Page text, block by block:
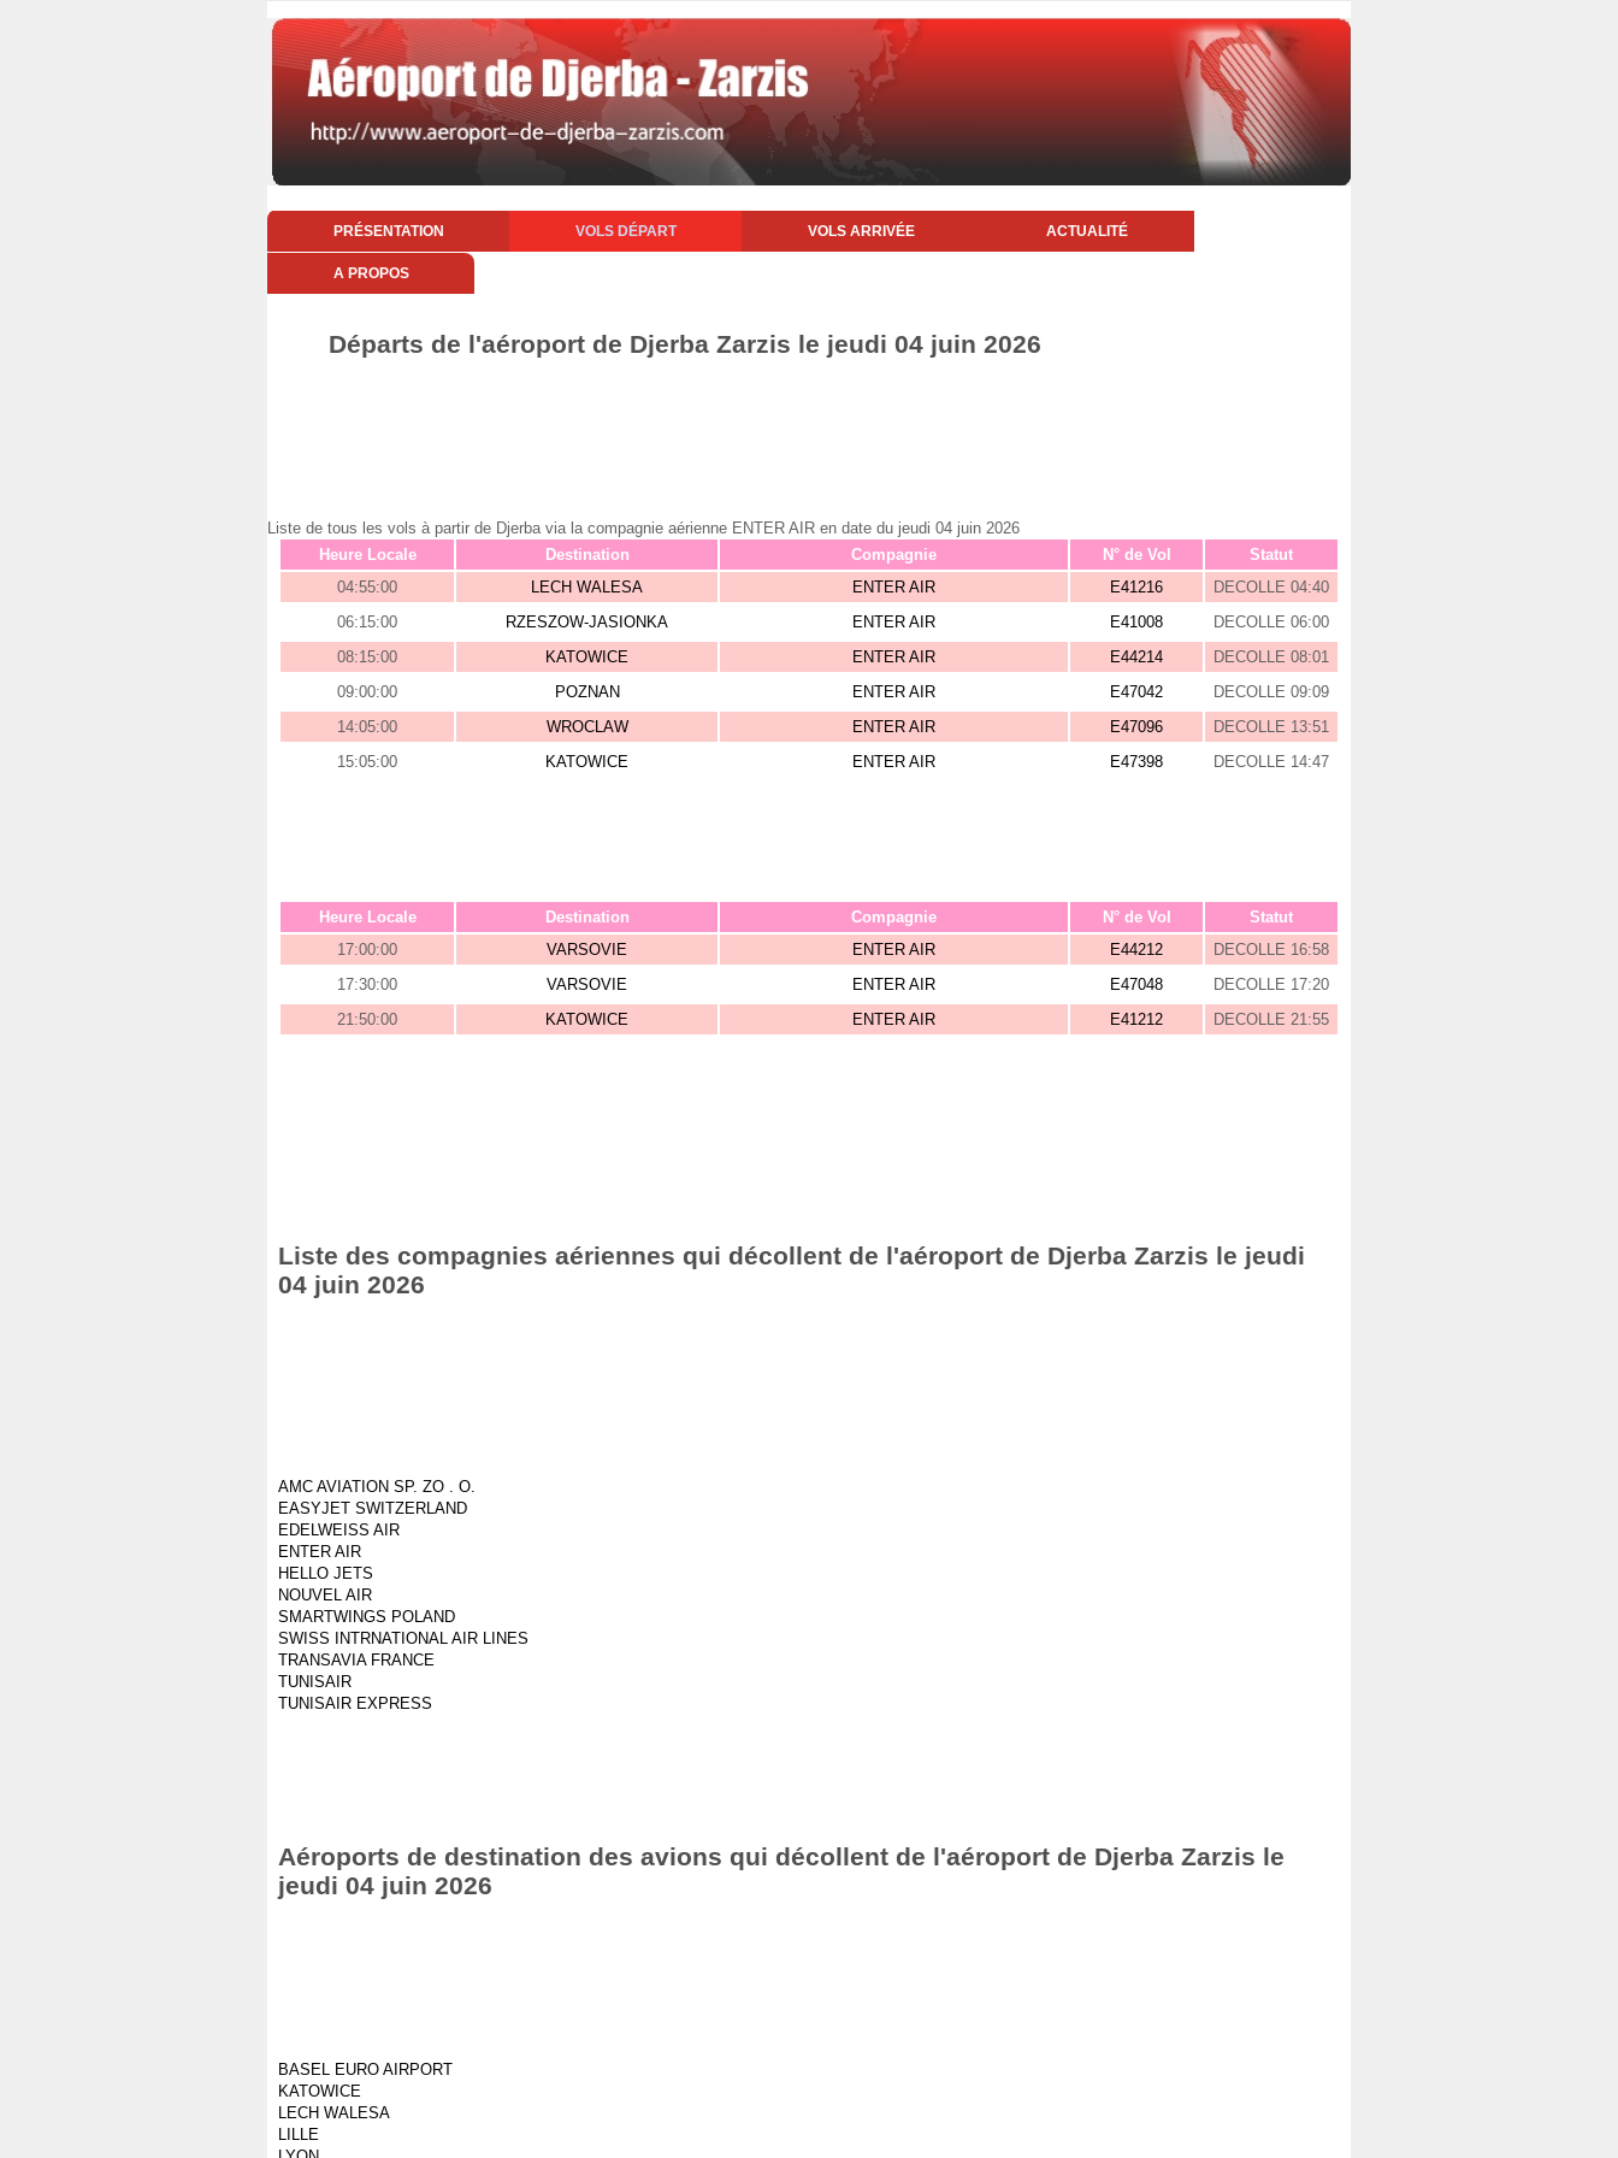
PRÉSENTATION VOLS DÉPART VOLS ARRIVÉE ACTUALITÉ
A PROPOS
Départs de l'aéroport de Djerba Zarzis le jeudi 04 juin 2026
Liste de tous les vols à partir de Djerba via la compagnie aérienne ENTER AIR en date du jeudi 04 juin 2026
Heure Locale
Destination Compagnie N° de Vol
Statut
04:55:00
LECH WALESA ENTER AIR E41216
DECOLLE 04:40
06:15:00
RZESZOW-JASIONKA ENTER AIR E41008
DECOLLE 06:00
08:15:00
KATOWICE ENTER AIR E44214
DECOLLE 08:01
09:00:00
POZNAN ENTER AIR E47042
DECOLLE 09:09
14:05:00
WROCLAW ENTER AIR E47096
DECOLLE 13:51
15:05:00
KATOWICE ENTER AIR E47398 DECOLLE 14:47
Heure Locale Destination Compagnie N° de Vol
Statut
17:00:00
VARSOVIE ENTER AIR E44212
DECOLLE 16:58
17:30:00
VARSOVIE ENTER AIR E47048
DECOLLE 17:20
21:50:00
KATOWICE ENTER AIR E41212 DECOLLE 21:55
Liste des compagnies aériennes qui décollent de l'aéroport de Djerba Zarzis le jeudi
04 juin 2026
AMC AVIATION SP. ZO . O.
EASYJET SWITZERLAND
EDELWEISS AIR
ENTER AIR
HELLO JETS
NOUVEL AIR
SMARTWINGS POLAND
SWISS INTRNATIONAL AIR LINES
TRANSAVIA FRANCE
TUNISAIR
TUNISAIR EXPRESS
Aéroports de destination des avions qui décollent de l'aéroport de Djerba Zarzis le
jeudi 04 juin 2026
BASEL EURO AIRPORT
KATOWICE
LECH WALESA
LILLE